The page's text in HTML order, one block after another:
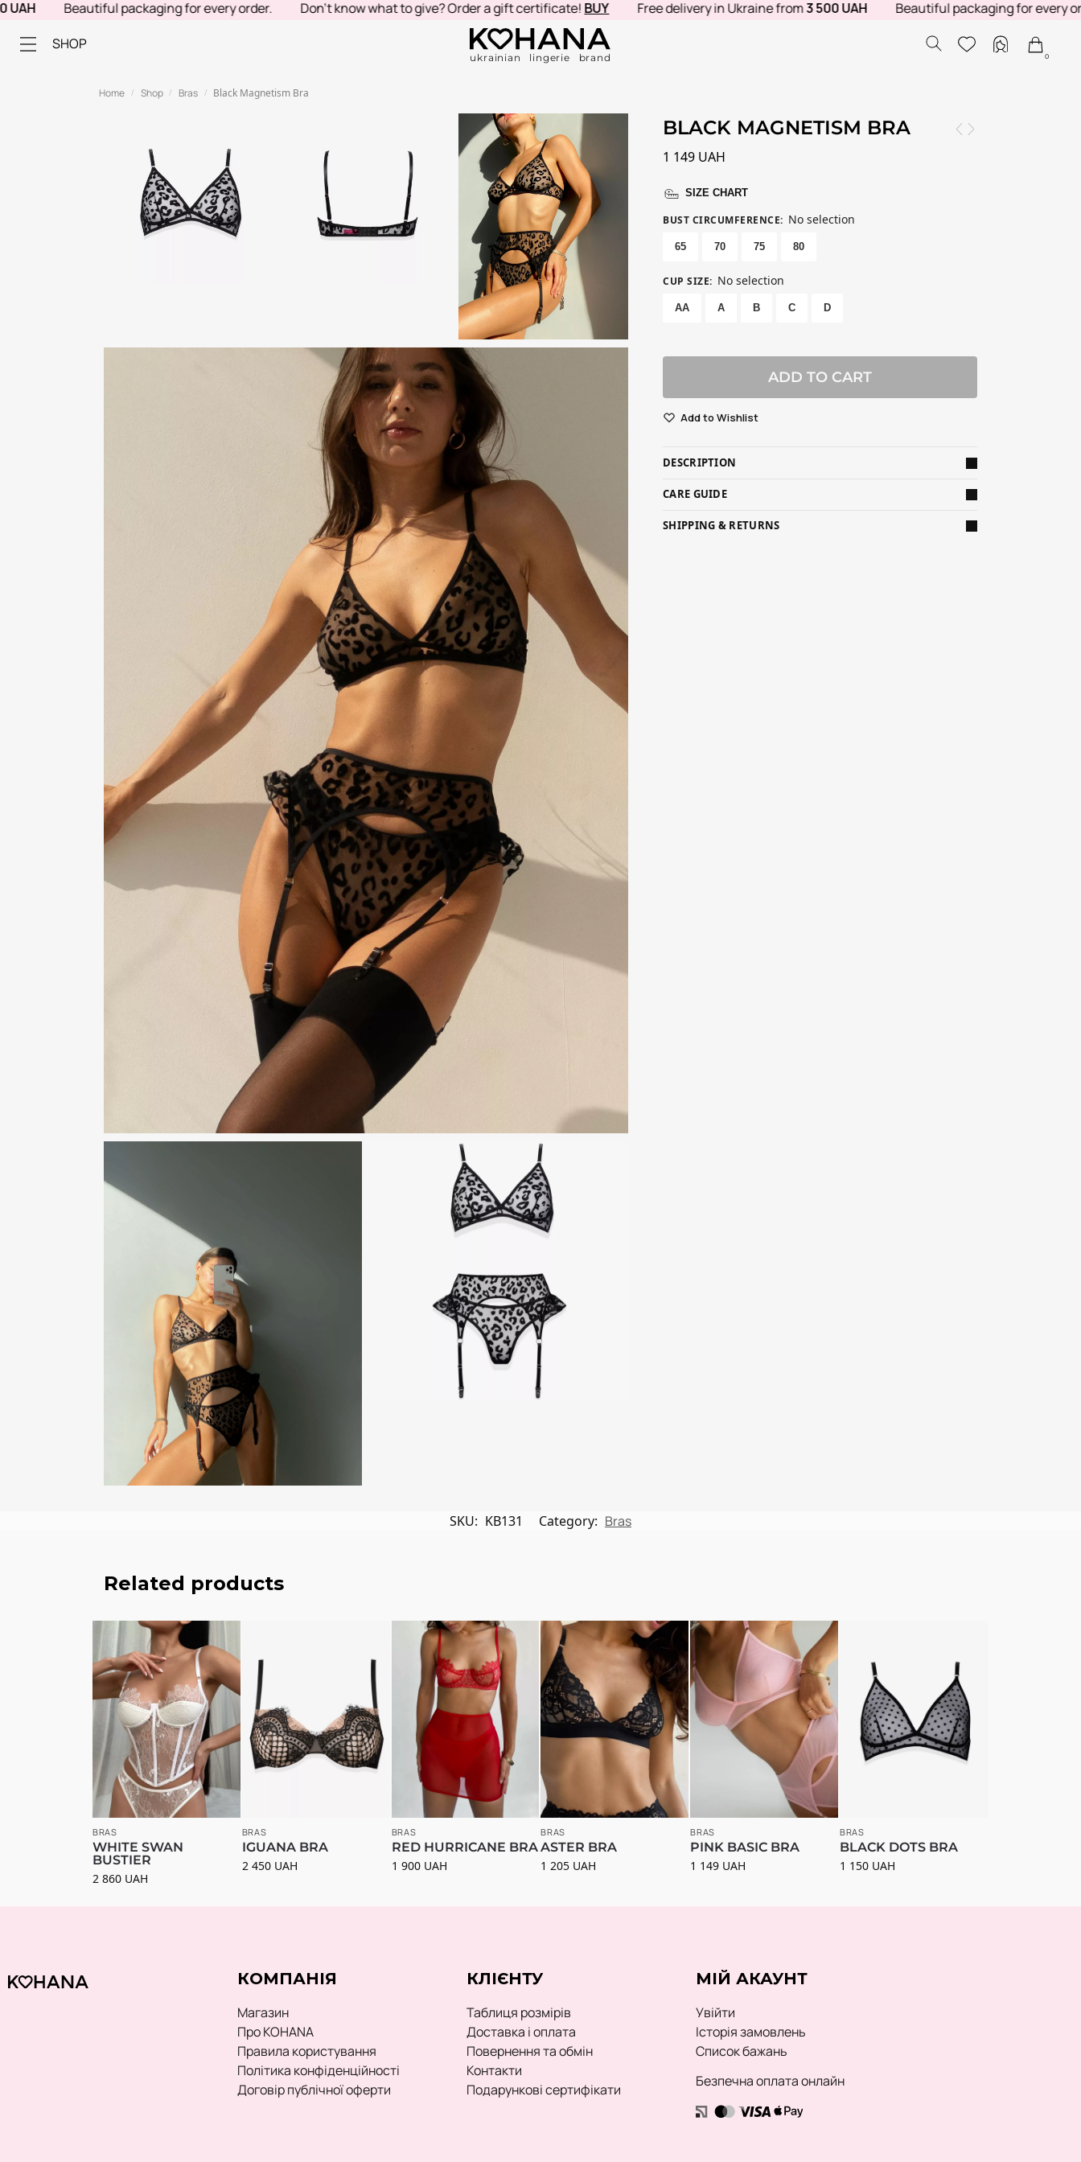
Beautiful packaging for every order. Don't know what to give? Order a gift certificate!BUY Free delivery in Ukraine from3 500 UAH Beautiful packaging for every order.
SHOP
ukrainian lingerie brand 0
Home / Shop / Bras / Black Magnetism Bra
BLACK MAGNETISM BRA
1 149 UAH
SIZE CHART
BUST CIRCUMFERENCE: No selection
65 70 75 80
CUP SIZE: No selection
AA A B C D
ADD TO CART
Add to Wishlist
DESCRIPTION
CARE GUIDE
SHIPPING & RETURNS
SKU: KB131 Category: Bras
Related products
BRAS
WHITE SWAN
BUSTIER
2 860 UAH
BRAS
IGUANA BRA
2 450 UAH
BRAS
RED HURRICANE BRA
1 900 UAH
BRAS
ASTER BRA
1 205 UAH
BRAS
PINK BASIC BRA
1 149 UAH
BRAS
BLACK DOTS BRA
1 150 UAH
КОМПАНІЯ
Магазин
Про KOHANA
Правила користування
Політика конфіденційності
Договір публічної оферти
КЛІЄНТУ
Таблиця розмірів
Доставка і оплата
Повернення та обмін
Контакти
Подарункові сертифікати
МІЙ АКАУНТ
Увійти
Історія замовлень
Список бажань
Безпечна оплата онлайн